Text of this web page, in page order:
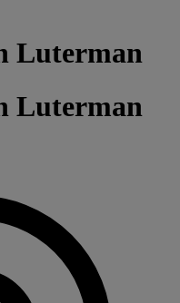
Luterman
Luterman